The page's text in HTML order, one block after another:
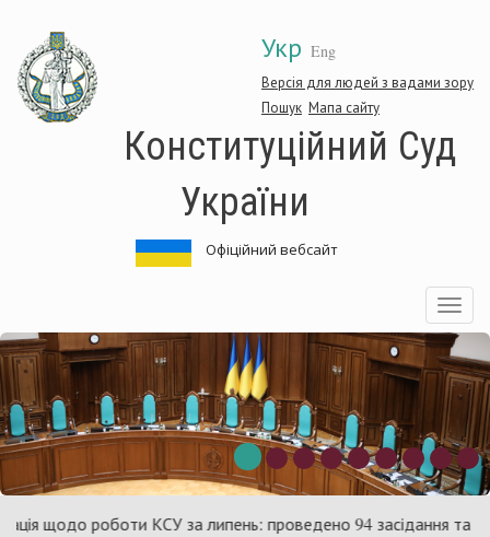
основного
матеріалу
Укр Eng
Версія для людей з вадами зору
Пошук Мапа сайту
Конституційний Суд
України
Офіційний вебсайт
Toggle
щодо роботи КСУ за липень: проведено 94 засідання та